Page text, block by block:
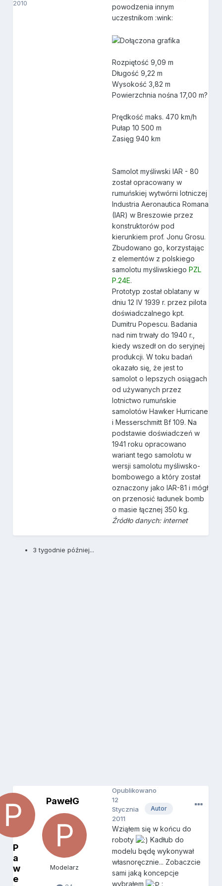
2010
powodzenia innym
uczestnikom :wink:
Rozpiętość 9,09 m
Długość 9,22 m
Wysokość 3,82 m
Powierzchnia nośna 17,00 m?
Prędkość maks. 470 km/h
Pułap 10 500 m
Zasięg 940 km
Samolot myśliwski IAR - 80
został opracowany w
rumuńskiej wytwórni lotniczej
Industria Aeronautica Romana
(IAR) w Breszowie przez
konstruktorów pod
kierunkiem prof. Jonu Grosu.
Zbudowano go, korzystając
z elementów z polskiego
samolotu myśliwskiegoPZL
P.24E.
Prototyp został oblatany w
dniu 12 IV 1939 r. przez pilota
doświadczalnego kpt.
Dumitru Popescu. Badania
nad nim trwały do 1940 r.,
kiedy wszedł on do seryjnej
produkcji. W toku badań
okazało się, że jest to
samolot o lepszych osiągach
od używanych przez
lotnictwo rumuńskie
samolotów Hawker Hurricane
i Messerschmitt Bf 109. Na
podstawie doświadczeń w
1941 roku opracowano
wariant tego samolotu w
wersji samolotu myśliwsko-
bombowego a który został
oznaczony jako IAR-81 i mógł
on przenosić ładunek bomb
o masie łącznej 350 kg.
Źródło danych: internet
3 tygodnie później...
P
a
w
e
PawełG
Modelarz
Autor
Opublikowano
12
Stycznia
2011
Wziąłem się w końcu do
roboty
Kadłub do
modelu będę wykonywał
własnoręcznie... Zobaczcie
sami jaką koncepcje
wybrałem
: